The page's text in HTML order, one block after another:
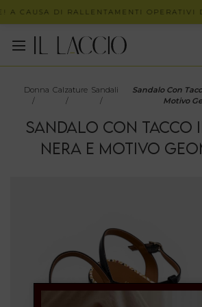
A CAUSA DI RALLENTAMENTI
Donna
/
Calzature
/
Sandali
/
Sandalo Con
Motivo
SANDALO CON TACCO
NERA E MOTIVO